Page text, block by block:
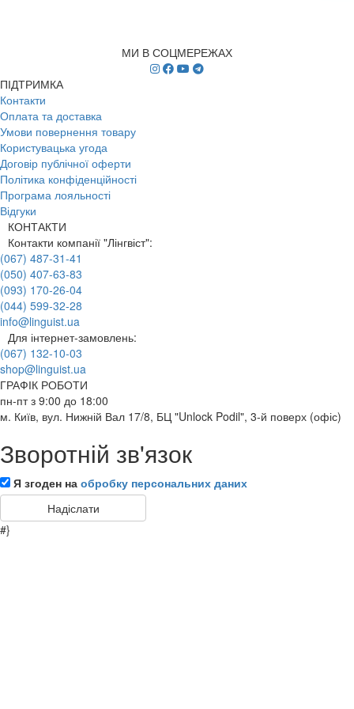
МИ В СОЦМЕРЕЖАХ
ПІДТРИМКА
Контакти
Оплата та доставка
Умови повернення товару
Користувацька угода
Договір публічної оферти
Політика конфіденційності
Програма лояльності
Відгуки
КОНТАКТИ
Контакти компанії "Лінгвіст":
(067) 487-31-41
(050) 407-63-83
(093) 170-26-04
(044) 599-32-28
info@linguist.ua
Для інтернет-замовлень:
(067) 132-10-03
shop@linguist.ua
ГРАФІК РОБОТИ
пн-пт з 9:00 до 18:00
м. Київ, вул. Нижній Вал 17/8, БЦ "Unlock Podil", 3-й поверх (офіс)
Зворотній зв'язок
Я згоден на обробку персональних даних
#}